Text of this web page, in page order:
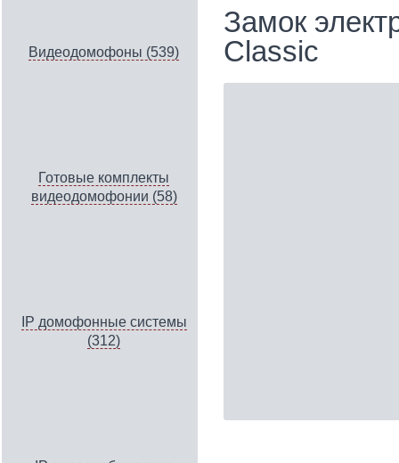
Видеодомофоны (539)
Готовые комплекты
видеодомофонии (58)
IP домофонные системы
(312)
Замок
Classic